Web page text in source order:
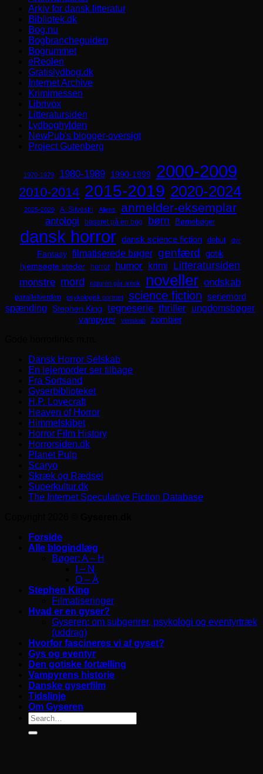
Arkiv for dansk litteratur
Bibliotek.dk
Bog.nu
Bogbrancheguiden
Bogrummet
eReolen
Gratislydbog.dk
Internet Archive
Krimimessen
Librivox
Litteratursiden
Lydboghylden
NewPub's blogger-oversigt
Project Gutenberg
1970-1979 1980-1989 1990-1999 2000-2009
2010-2014 2015-2019 2020-2024
2025-2029 A. Silvestri Aliens anmelder-eksemplar
antologi baseret på en bog børn Børnebøger
dansk horror dansk science fiction debut dyr
Fantasy filmatiserede bøger genfærd
gotik
hjemsøgte steder
horror humor krimi Litteratursiden
monstre mord naturen går amok noveller ondskab
parallelverden psykologisk portræt science fiction seriemord
spænding Stephen King tegneserie thriller ungdomsbøger
vampyrer venskab
zombier
Dansk Horror Selskab
En lejemorder ser tilbage
Fra Sortsand
Gyserbiblioteket
H.P. Lovecraft
Heaven of Horror
Himmelskibet
Horror Film History
Horrorsiden.dk
Planet Pulp
Scaryo
Skræk og Rædsel
Superkultur.dk
The Internet Speculative Fiction Database
Forside
Alle blogindlæg
Bøger: A – H
I – N
O – Å
Stephen King
Filmatiseringer
Hvad er en gyser?
Gyseren: om subgenrer, psykologi og eventyrtræk
(uddrag)
Hvorfor fascineres vi af gyset?
Gys og eventyr
Den gotiske fortælling
Vampyrens historie
Danske gyserfilm
Tidslinje
Om Gyseren